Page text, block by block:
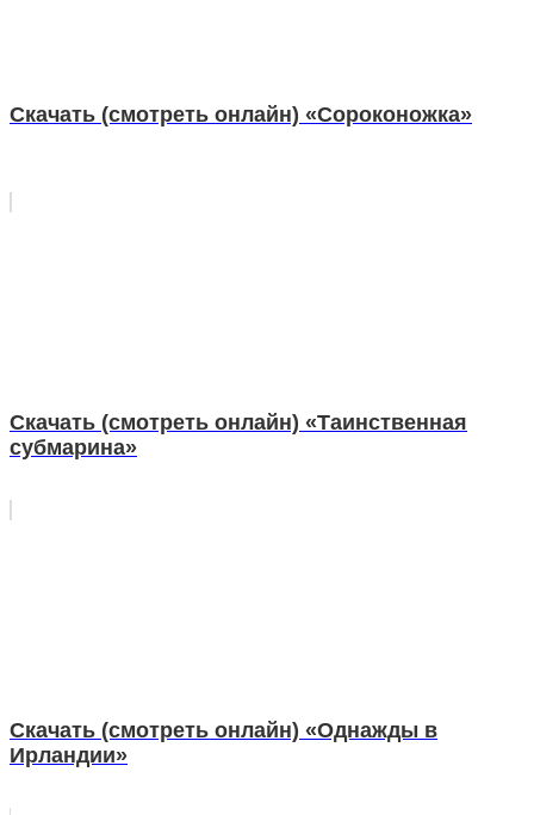
Скачать (смотреть онлайн) «Сороконожка»
Скачать (смотреть онлайн) «Таинственная
субмарина»
Скачать (смотреть онлайн) «Однажды в
Ирландии»